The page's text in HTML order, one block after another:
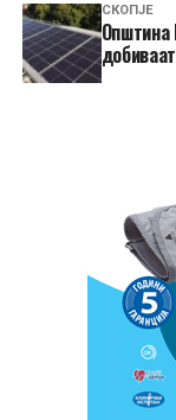
СКОПЈЕ
Општина